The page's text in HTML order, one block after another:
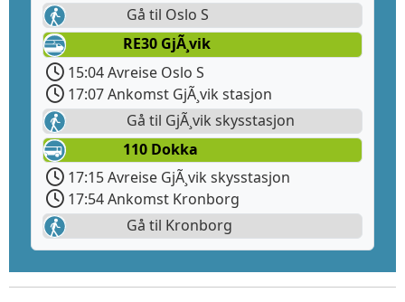
Gå til Oslo S
RE30 GjÃ¸vik
15:04 Avreise Oslo S
17:07 Ankomst GjÃ¸vik stasjon
Gå til GjÃ¸vik skysstasjon
110 Dokka
17:15 Avreise GjÃ¸vik skysstasjon
17:54 Ankomst Kronborg
Gå til Kronborg